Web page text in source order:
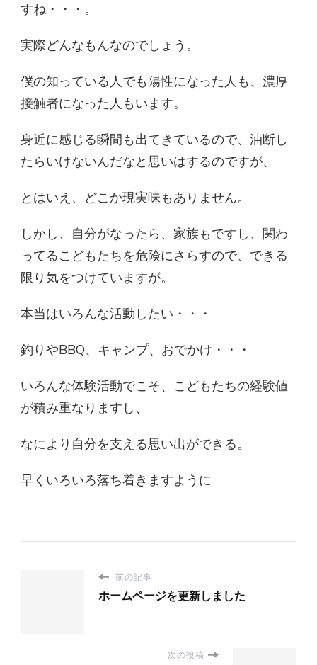
すね・・・。
実際どんなもんなのでしょう。
僕の知っている人でも陽性になった人も、濃厚
接触者になった人もいます。
身近に感じる瞬間も出てきているので、油断し
たらいけないんだなと思いはするのですが、
とはいえ、どこか現実味もありません。
しかし、自分がなったら、家族もですし、関わ
ってるこどもたちを危険にさらすので、できる
限り気をつけていますが。
本当はいろんな活動したい・・・
釣りやBBQ、キャンプ、おでかけ・・・
いろんな体験活動でこそ、こどもたちの経験値
が積み重なりますし、
なにより自分を支える思い出ができる。
早くいろいろ落ち着きますように
前の記事
ホームページを更新しました
次の投稿